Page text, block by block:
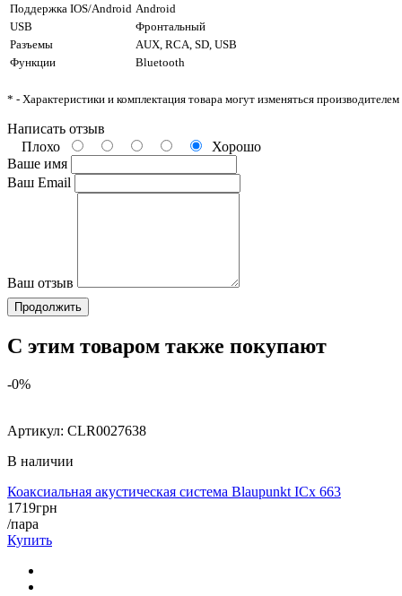
Поддержка IOS/Android Android
USB
Фронтальный
Разъемы
AUX, RCA, SD, USB
Функции
Bluetooth
* - Характеристики и комплектация товара могут изменяться
Написать отзыв
Плохо
Хорошо
Ваше имя
Ваш Email
Ваш отзыв
Продолжить
С этим товаром также покупают
-0%
Артикул: CLR0027638
В наличии
Коаксиальная акустическая система Blaupunkt ICx 663
1719грн
/пара
Купить